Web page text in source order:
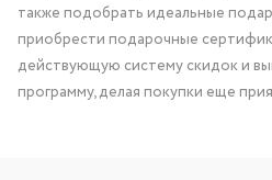
также подобрать идеальные
приобрести подарочные
действующую систему скидок и
программу, делая покупки еще